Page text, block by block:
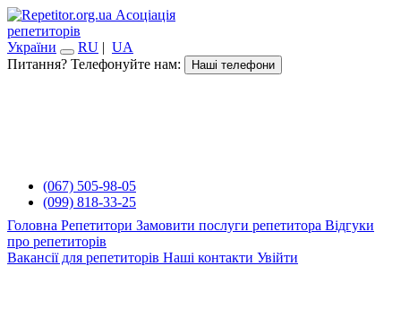
Асоціація
репетиторів
України
RU | UA
Питання? Телефонуйте нам:
Наші телефони
(067) 505-98-05
(099) 818-33-25
Головна Репетитори Замовити послуги репетитора Відгуки
про репетиторів
Вакансії для репетиторів Наші контакти Увійти